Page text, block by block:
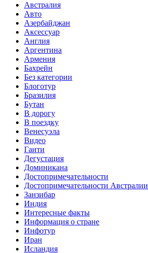
Австралия
Авто
Азербайджан
Аксессуар
Англия
Аргентина
Армения
Бахрейн
Без категории
Блоготур
Бразилия
Бутан
В дорогу
В поездку
Венесуэла
Видео
Гаити
Дегустация
Доминикана
Достопримечательности
Достопримечательности Австралии
Занзибар
Индия
Интересные факты
Информация о стране
Инфотур
Иран
Исландия